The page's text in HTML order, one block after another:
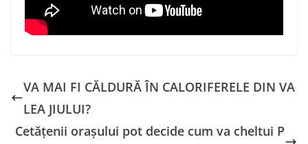
VA MAI FI CĂLDURĂ ÎN CALORIFERELE DIN VA
LEA JIULUI?
Cetățenii orașului pot decide cum va cheltui P